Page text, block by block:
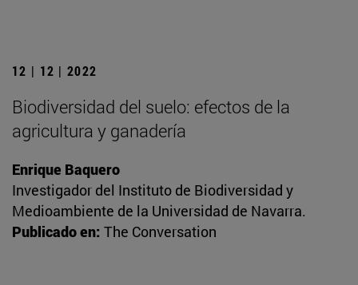
12 | 12 | 2022
Biodiversidad del suelo: efectos de la
agricultura y ganadería
Enrique Baquero
Investigador del Instituto de Biodiversidad y
Medioambiente de la Universidad de Navarra.
Publicado en: The Conversation